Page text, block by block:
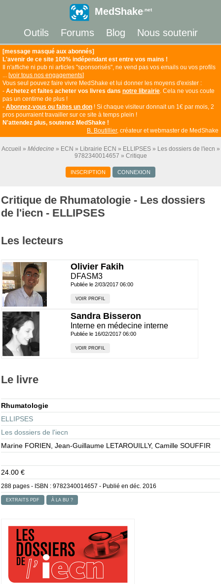
MedShake .net
Outils Forums Blog Nous soutenir
[message masqué aux abonnés]
L'avenir de ce site 100% indépendant est entre vos mains !
Il n'affiche ni pub ni articles "sponsorisés", ne vend pas vos emails ou vos profils
... [voir tous nos engagements]
Vous seul pouvez faire vivre MedShake et lui donner les moyens d'exister :
- Achetez et faites acheter vos livres dans notre librairie. Cela ne vous coute
pas un centime de plus !
- Abonnez-vous ou faites un don ! Si chaque visiteur donnait un 1€ par mois, 2
pros pourraient travailler sur ce site à temps plein !
N'attendez plus, soutenez MedShake !
B. Boutillier, créateur et webmaster de MedShake
Accueil Médecine ECN Librairie ECN ELLIPSES
Les dossiers de l'iecn
9782340014657
Critique
INSCRIPTION CONNEXION
Critique de Rhumatologie - Les dossiers
de l'iecn - ELLIPSES
Les lecteurs
Olivier Fakih
DFASM3
Publiée le 2/03/2017 06:00
VOIR PROFIL
Sandra Bisseron
Interne en médecine interne
Publiée le 16/02/2017 06:00
VOIR PROFIL
Le livre
Rhumatologie
ELLIPSES
Les dossiers de l'iecn
Marine FORIEN, Jean-Guillaume LETAROUILLY, Camille SOUFFIR
24.00 €
288 pages - ISBN : 9782340014657 - Publié en déc. 2016
EXTRAITS PDF À LA BU ?